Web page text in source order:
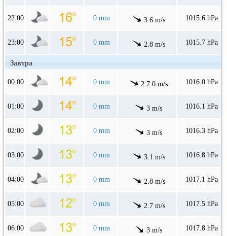
22:00 0 mm 3.6 m/s 1015.6 hPa
23:00 0 mm 2.8 m/s 1015.7 hPa
Завтра
00:00 0 mm 2.7.0 m/s 1016.0 hPa
01:00 0 mm 3 m/s 1016.1 hPa
02:00 0 mm 3 m/s 1016.3 hPa
03:00 0 mm 3.1 m/s 1016.8 hPa
04:00 0 mm 2.8 m/s 1017.1 hPa
05:00 0 mm 2.7 m/s 1017.5 hPa
06:00 0 mm 3 m/s 1017.8 hPa